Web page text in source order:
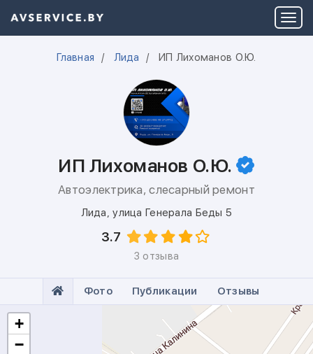
Главная Лида ИП Лихоманов О.Ю.
ИП Лихоманов О.Ю.
Автоэлектрика, слесарный ремонт
Лида,улица Генерала Беды 5
3.7
3 отзыва
Фото Публикации Отзывы
+
−